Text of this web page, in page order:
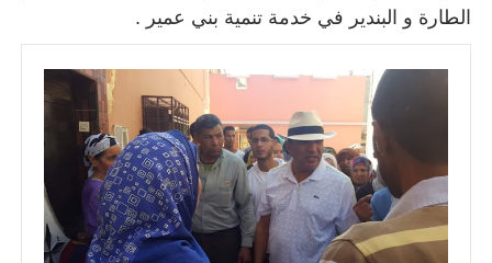
الطارة و البندير في خدمة تنمية بني عمير .